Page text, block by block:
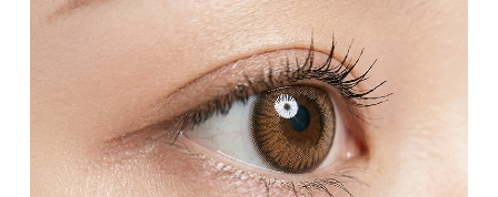
自分でできるセルフチェック
あなたの眼を守ります!